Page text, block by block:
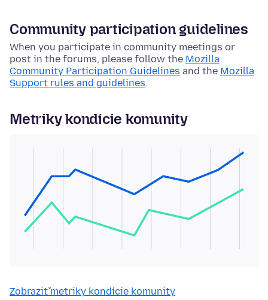
Community participation guidelines
When you participate in community meetings or
post in the forums, please follow the Mozilla
Community Participation Guidelines and the Mozilla
Support rules and guidelines.
Metriky kondície komunity
Zobraziť metriky kondície komunity